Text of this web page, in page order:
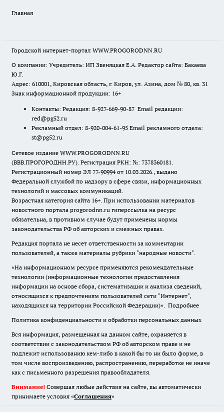
Главная
Городской интернет-портал WWW.PROGORODNN.RU
О компании: Учредитель: ИП Звеняцкая Е.А. Редактор сайта: Бакаева
Ю.Г.
Адрес: 610001, Кировская область, г. Киров, ул. Азина, дом № 80, кв. 31
Знак информационной продукции: 16+
Контакты: Редакция: 8-927-669-90-87 Email редакции:
red@pg52.ru
Рекламный отдел: 8-920-004-61-95 Email рекламного отдела:
st@pg52.ru
Сетевое издание WWW.PROGORODNN.RU
(ВВВ.ПРОГОРОДНН.РУ). Регистрация РКН: №: 7378360181.
Регистрационный номер ЭЛ 77-90994 от 10.03.2026., выдано
Федеральной службой по надзору в сфере связи, информационных
технологий и массовых коммуникаций.
Возрастная категория сайта 16+. При использовании материалов
новостного портала progorodnn.ru гиперссылка на ресурс
обязательна, в противном случае будут применены нормы
законодательства РФ об авторских и смежных правах.
Редакция портала не несет ответственности за комментарии
пользователей, а также материалы рубрики "народные новости".
«На информационном ресурсе применяются рекомендательные
технологии (информационные технологии предоставления
информации на основе сбора, систематизации и анализа сведений,
относящихся к предпочтениям пользователей сети "Интернет",
находящихся на территории Российской Федерации)». Подробнее
Политика конфиденциальности и обработки персональных данных
Вся информация, размещенная на данном сайте, охраняется в
соответствии с законодательством РФ об авторском праве и не
подлежит использованию кем-либо в какой бы то ни было форме, в
том числе воспроизведению, распространению, переработке не иначе
как с письменного разрешения правообладателя.
Внимание! Совершая любые действия на сайте, вы автоматически
принимаете условия «Cоглашения»